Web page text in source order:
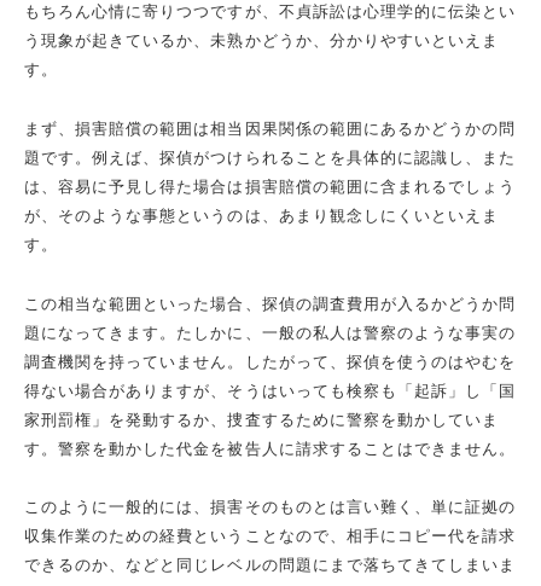
もちろん心情に寄りつつですが、不貞訴訟は心理学的に伝染とい
う現象が起きているか、未熟かどうか、分かりやすいといえま
す。
まず、損害賠償の範囲は相当因果関係の範囲にあるかどうかの問
題です。例えば、探偵がつけられることを具体的に認識し、また
は、容易に予見し得た場合は損害賠償の範囲に含まれるでしょう
が、そのような事態というのは、あまり観念しにくいといえま
す。
この相当な範囲といった場合、探偵の調査費用が入るかどうか問
題になってきます。たしかに、一般の私人は警察のような事実の
調査機関を持っていません。したがって、探偵を使うのはやむを
得ない場合がありますが、そうはいっても検察も「起訴」し「国
家刑罰権」を発動するか、捜査するために警察を動かしていま
す。警察を動かした代金を被告人に請求することはできません。
このように一般的には、損害そのものとは言い難く、単に証拠の
収集作業のための経費ということなので、相手にコピー代を請求
できるのか、などと同じレベルの問題にまで落ちてきてしまいま